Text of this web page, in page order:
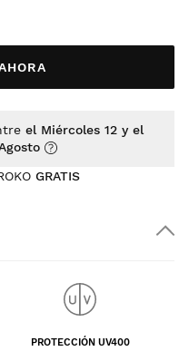
GRATIS
el Miércoles 12 y el
PROTECCIÓN UV400